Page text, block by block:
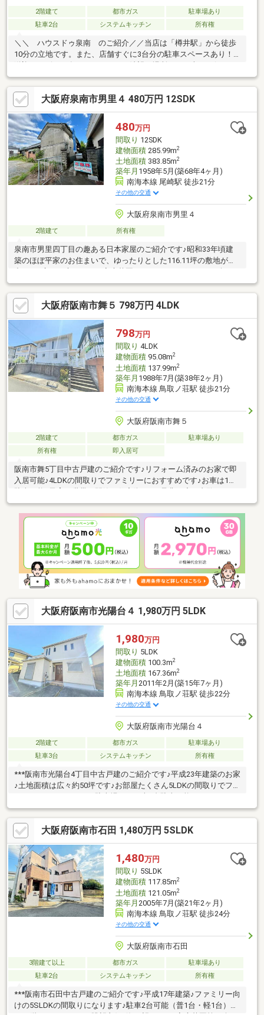
2階建て 都市ガス
駐車場あり
駐車2台
システムキッチン 所有権
＼＼ ハウスドゥ泉南 のご紹介／／当店は「樽井駅」から徒歩
10分の立地です。また、店舗すぐに3台分の駐車スペースあり！
ます♪【無料不動産購入相談会 実施中！】物件探しだけでなく、
リフォーム、住宅ローン、火災保険等、皆様の気になる疑問にお
答えします！泉南市・阪南市のおうち探しはお任せください！
【お問い合わせについて】「見学予約する」「資料請求する」か
らのお問い合わせは24時間受付中！ネットに掲載していない物件
もご紹介できます！「お電話」「資料請求する」からお気軽にお
問い合わせください！
大阪府泉南市男里４ 480万円 12SDK
480万円
間取り 12SDK
建物面積285.99m2
土地面積383.85m2
築年月 1958年5月(築68年4ヶ月)
南海本線 尾崎駅 徒歩21分
その他の交通
大阪府泉南市男里４
2階建て 所有権
泉南市男里四丁目の趣ある日本家屋のご紹介です♪昭和33年頃建
築のほぼ平家のお住まいで、ゆったりとした116.11坪の敷地が魅
いただけます♪建物を活かしたリノベーションはもちろん、広い敷
地を活かした建替え用地としてもご検討いただけます♪ぜひ現地
で、この住まいならではの趣と開放感をご体感ください
♪*******************※令和8年度固定資産税額：39028円 ※確定
測量完了後のお引渡しとなります。※本物件は、売主の契約不適
合責任免責となります。
大阪府阪南市舞５ 798万円 4LDK
798万円
間取り 4LDK
建物面積95.08m2
土地面積137.99m2
築年月 1988年7月(築38年2ヶ月)
南海本線 鳥取ノ荘駅 徒歩21分
その他の交通
大阪府阪南市舞５
2階建て 都市ガス
駐車場あり
所有権
即入居可
阪南市舞5丁目中古戸建のご紹介です♪リフォーム済みのお家で即
入居可能♪4LDKの間取りでファミリーにおすすめです♪お車は1台
きたいお家です♪お気軽にお問い合わせお待ちしております
♪**********************改装内容：CF張替・フロアタイル張替・
ふすま張替・クロス貼替・畳表替え・洗面台交 換・ハウスクリー
ニング工事等※集中浄化槽費 3630円/月3人まで 1名増加ごとに525
円/月※建替えの場合合併浄化槽施設分担金20万円要※令和7年度固
定資産税：27858円
大阪府阪南市光陽台４ 1,980万円 5LDK
1,980万円
間取り 5LDK
建物面積100.3m2
土地面積167.36m2
築年月 2011年2月(築15年7ヶ月)
南海本線 鳥取ノ荘駅 徒歩22分
その他の交通
大阪府阪南市光陽台４
2階建て 都市ガス
駐車場あり
駐車3台
システムキッチン 所有権
***阪南市光陽台4丁目中古戸建のご紹介です♪平成23年建築のお家
♪土地面積は広々約50坪です♪お部屋たくさん5LDKの間取りでファ
ニーからは海を眺めることができ眺望も良好です♪是非一度ご内覧
いただきたいお家です♪お気軽にお問い合わせお待ちしております
♪***※令和7年度固定資産税：現在調査中「ローンの相談がした
い！」「物件詳細が聞きたい！」などなんでも構いません！お気
軽にお問い合わせ下さい♪
大阪府阪南市石田 1,480万円 5SLDK
1,480万円
間取り 5SLDK
建物面積117.85m2
土地面積121.05m2
築年月 2005年7月(築21年2ヶ月)
南海本線 鳥取ノ荘駅 徒歩24分
その他の交通
大阪府阪南市石田
3階建て以上 都市ガス
駐車場あり
駐車2台
システムキッチン 所有権
***阪南市石田中古戸建のご紹介です♪平成17年建築♪ファミリー向
けの5SLDKの間取りになります♪駐車2台可能（普1台・軽1台）で